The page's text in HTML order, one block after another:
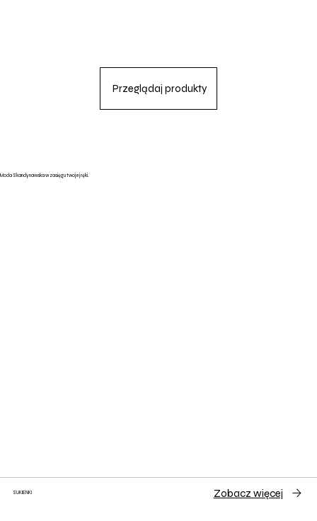
Przeglądaj produkty
Moda Skandynawska w zasięgu twojej ręki.
SUKIENKI Zobacz więcej